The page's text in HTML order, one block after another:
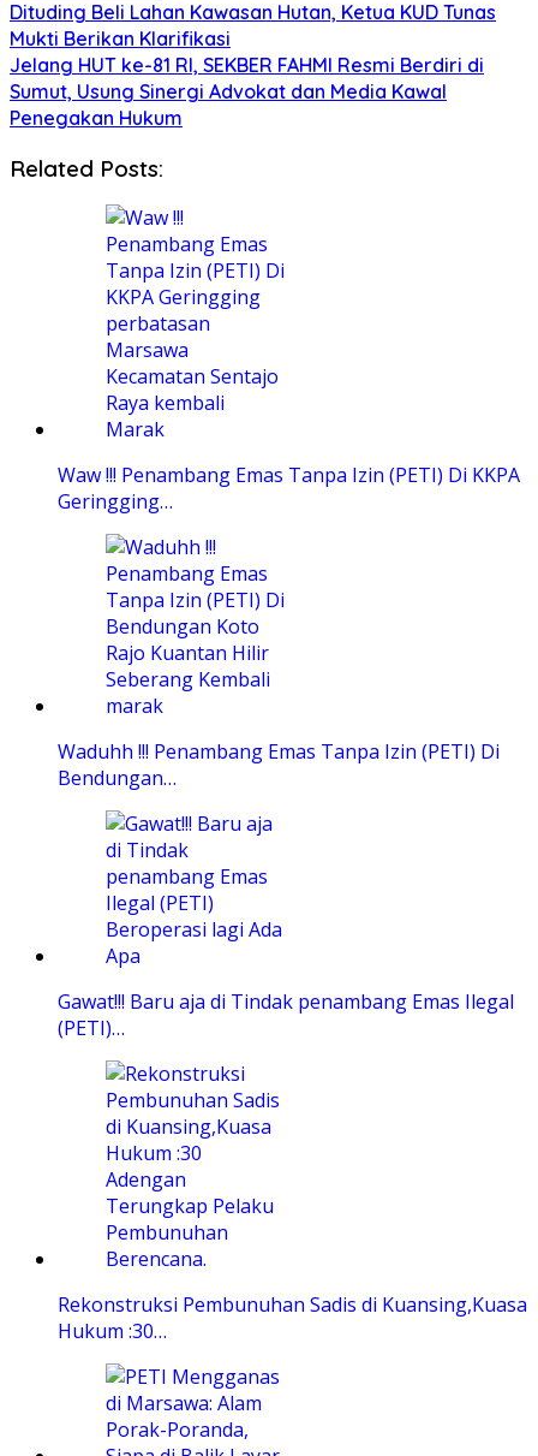
Dituding Beli Lahan Kawasan Hutan, Ketua KUD Tunas
Mukti Berikan Klarifikasi
Jelang HUT ke-81 RI, SEKBER FAHMI Resmi Berdiri di
Sumut, Usung Sinergi Advokat dan Media Kawal
Penegakan Hukum
Related Posts:
Waw !!! Penambang Emas Tanpa Izin (PETI) Di KKPA
Geringging…
Waduhh !!! Penambang Emas Tanpa Izin (PETI) Di
Bendungan…
Gawat!!! Baru aja di Tindak penambang Emas Ilegal
(PETI)…
Rekonstruksi Pembunuhan Sadis di Kuansing,Kuasa
Hukum :30…